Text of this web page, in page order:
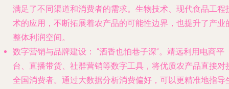
满足了不同渠道和消费者的需求。生物技术、现代食品工程
术的应用，不断拓展着农产品的可能性边界，也提升了产业
整体利润空间。
数字营销与品牌建设：
“酒香也怕巷子深”。靖远利用电商平
台、直播带货、社群营销等数字工具，将优质农产品直接对
全国消费者。通过大数据分析消费偏好，可以更精准地指导